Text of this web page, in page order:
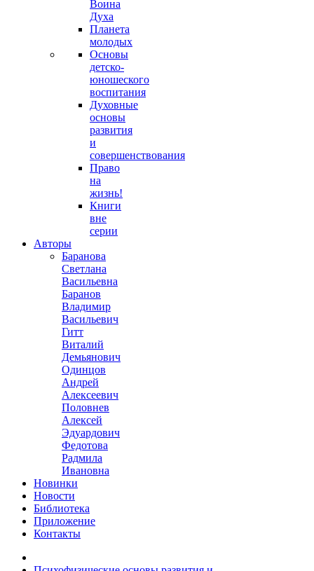
Воина
Духа
Планета
молодых
Основы
детско-
юношеского
воспитания
Духовные
основы
развития
и
совершенствования
Право
на
жизнь!
Книги
вне
серии
Авторы
Баранова
Светлана
Васильевна
Баранов
Владимир
Васильевич
Гитт
Виталий
Демьянович
Одинцов
Андрей
Алексеевич
Половнев
Алексей
Эдуардович
Федотова
Радмила
Ивановна
Новинки
Новости
Библиотека
Приложение
Контакты